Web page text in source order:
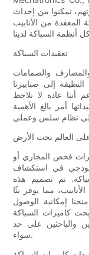
تمكنوا من إحداث
المعقدة من الأنابيب
تعقيدات السباكة
والصمامات
إلى صنابيرنا
عادة لا نلاحظ
أمر بالغ الأهمية
العالم تحت الأرض
فحص المجاري أو
في استكشاف
تم تصميم هذه
مما يوفر بثًا
إمكانية الوصول
كاميرات السباكة
والباحثين على حد
سواء.